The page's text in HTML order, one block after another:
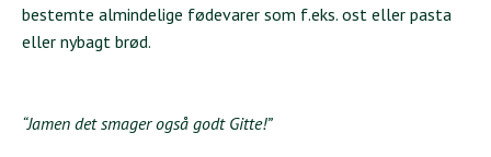
bestemte almindelige fødevarer som f.eks. ost eller pasta
eller nybagt brød.
“Jamen det smager også godt Gitte!”